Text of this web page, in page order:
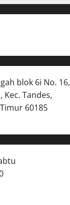
blok 6i No. 16,
Kec. Tandes,
60185